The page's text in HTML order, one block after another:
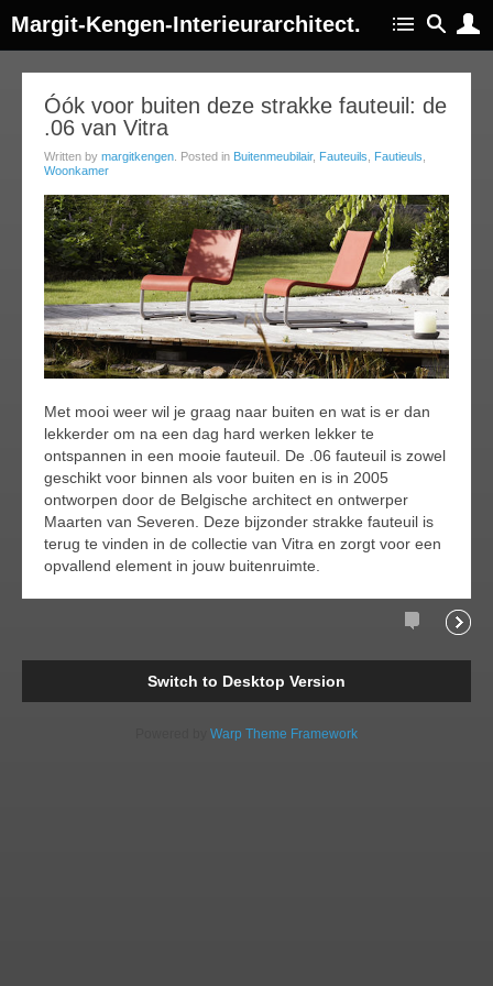
Margit-Kengen-Interieurarchitect.
Óók voor buiten deze strakke fauteuil: de
.06 van Vitra
Written by margitkengen . Posted in Buitenmeubilair, Fauteuils Fautieuls
Woonkamer
Met mooi weer wil je graag naar buiten en wat is er dan
lekkerder om na een dag hard werken lekker te
ontspannen in een mooie fauteuil. De .06 fauteuil is zowel
geschikt voor binnen als voor buiten en is in 2005
ontworpen door de Belgische architect en ontwerper
Maarten van Severen. Deze bijzonder strakke fauteuil is
terug te vinden in de collectie van Vitra en zorgt voor een
opvallend element in jouw buitenruimte.
Comments
Switch to Desktop Version
Warp Theme Framework